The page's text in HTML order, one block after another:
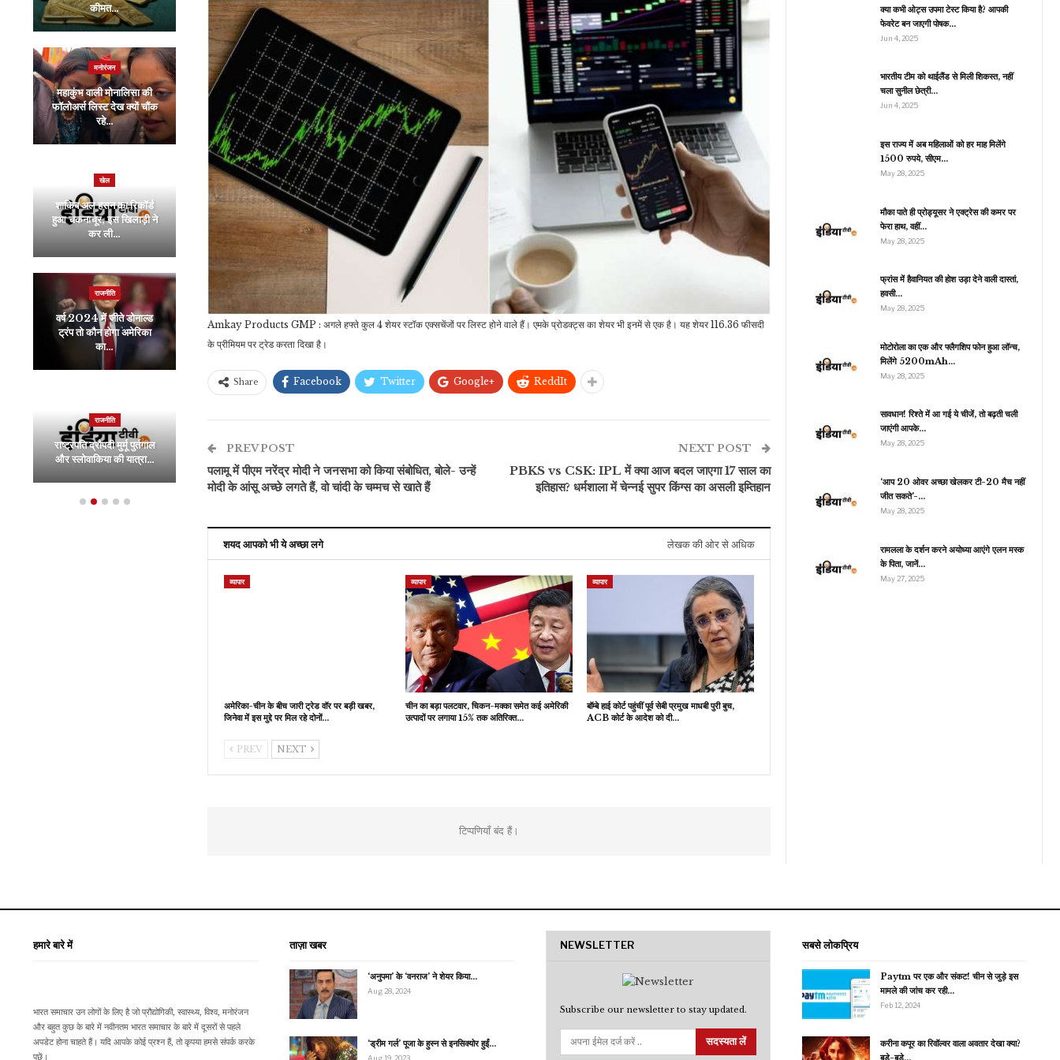
Amkay Products GMP : अगले हफ्ते कुल 4 शेयर स्टॉक एक्सचेंजों पर लिस्ट होने वाले हैं। एमके प्रोडक्ट्स का शेयर भी इनमें से एक है। यह शेयर 116.36 फीसदी
के प्रीमियम पर ट्रेड करता दिखा है।
Share Facebook Twitter Google+ ReddIt
PREV POST
पलामू में पीएम नरेंद्र मोदी ने जनसभा को किया संबोधित, बोले- उन्हें
मोदी के आंसू अच्छे लगते हैं, वो चांदी के चम्मच से खाते हैं
NEXT POST
PBKS vs CSK: IPL में क्या आज बदल जाएगा 17 साल का
इतिहास? धर्मशाला में चेन्नई सुपर किंग्स का असली इम्तिहान
शयद आपको भी ये अच्छा लगे लेखक की ओर से अधिक
व्यापार
अमेरिका-चीन के बीच जारी ट्रेड वॉर पर बड़ी खबर,
जिनेवा में इस मुद्दे पर मिल रहे दोनों…
व्यापार
चीन का बड़ा पलटवार, चिकन-मक्का समेत कई अमेरिकी
उत्पादों पर लगाया 15% तक अतिरिक्त…
व्यापार
बॉम्बे हाई कोर्ट पहुंचीं पूर्व सेबी प्रमुख माधबी पुरी बुच,
ACB कोर्ट के आदेश को दी…
PREV NEXT
टिप्पणियाँ बंद हैं।
क्या कभी ओट्स उपमा टेस्ट किया है? आपकी
फेवरेट बन जाएगी पोषक…
Jun 4, 2025
भारतीय टीम को थाईलैंड से मिली शिकस्त, नहीं
चला सुनील छेत्री…
Jun 4, 2025
इस राज्य में अब महिलाओं को हर माह मिलेंगे
1500 रुपये, सीएम…
May 28, 2025
मौका पाते ही प्रोड्यूसर ने एक्ट्रेस की कमर पर
फेरा हाथ, वहीं…
May 28, 2025
फ्रांस में हैवानियत की होश उड़ा देने वाली दास्तां,
हवसी…
May 28, 2025
मोटोरोला का एक और फ्लैगशिप फोन हुआ लॉन्च,
मिलेंगे 5200mAh…
May 28, 2025
सावधान! रिश्ते में आ गई ये चीजें, तो बढ़ती चली
जाएंगी आपके…
May 28, 2025
‘आप 20 ओवर अच्छा खेलकर टी-20 मैच नहीं
जीत सकते’-…
May 28, 2025
रामलला के दर्शन करने अयोध्या आएंगे एलन मस्क
के पिता, जानें…
May 27, 2025
कीमत…
मनोरंजन
महाकुंभ वाली मोनालिसा की
फॉलोअर्स लिस्ट देख क्यों चौंक
रहे…
खेल
शाकिब अल हसन का रिकॉर्ड
हुआ चकनाचूर, इस खिलाड़ी ने
कर ली…
राजनीति
वर्ष 2024 में जीते डोनाल्ड
ट्रंप तो कौन होगा अमेरिका
का…
राजनीति
राष्ट्रपति द्रौपदी मुर्मू पुर्तगाल
और स्लोवाकिया की यात्रा…
न करें ये 5 बातें, नौकरी से…
व्यापार
अब 6.4 लाख गांव में चलेगा
सुपरफास्ट ब्रॉडबैंड इंटरनेट,…
व्यापार
Aadhaar-Ration
Card Link : करोड़ों लोगों
को फ्री में मिलता…
‘गोपी बहु’ के फैसले ने बदल दी
थी जिंदगी, जानिए…
लेकर फिर उठाया सवाल, स्थाई
पढ़कर घर में बनाएं, बच्चों को…
जीवन शैली
R Madhavan ने बताया
21 दिन में वेट लूज करने का
राज, आप भी…
रौद्योगिकी
CES 2025 में लॉन्च हुआ
दुनिया का पहला अंडर-डिस्प्ले
कैमरे…
जेल में बंद लॉरेंस बिश्नोई ने
किया VIDEO कॉल, बोला-
₹11,602,…
जीवन शैली
मीठा खाने की हो रही है क्रेविंग
तो बना लें मखाने की शुगर…
शाहरुख खान की ‘डंकी’ का
पहला रिव्यू आया सामने,…
जियो का सस्ता रिचार्ज प्लान,
और कृति खरबंदा जल्द…
जन्माष्टमी भोग के लिए ऐसे बनाएं
स्वादिष्ट पंजीरी, आटे और…
PAK Vs AFG: पाकिस्तान
ने रोमांचक मैच को जीता,
2029 तक भारत में होंगे 86
करोड़ 5G यूजर्स, सरकार की
मुंबई इंडियंस ने खोला जीत का
हमारे बारे में
भारत समाचार उन लोगों के लिए है जो प्रौद्योगिकी, स्वास्थ्य, विश्व, मनोरंजन
और बहुत कुछ के बारे में नवीनतम भारत समाचार के बारे में दूसरों से पहले
अपडेट होना चाहते हैं। यदि आपके कोई प्रश्न हैं, तो कृपया हमसे संपर्क करके
पूछें।
ताज़ा खबर
‘अनुपमा’ के ‘वनराज’ ने शेयर किया…
Aug 28, 2024
‘ड्रीम गर्ल’ पूजा के हुस्न से इनसिक्योर हुईं…
NEWSLETTER
Subscribe our newsletter to stay updated.
सदस्यता लें
सबसे लोकप्रिय
Paytm पर एक और संकट! चीन से जुड़े इस
मामले की जांच कर रही…
Feb 12, 2024
करीना कपूर का रिवॉल्वर वाला अवतार देखा क्या?